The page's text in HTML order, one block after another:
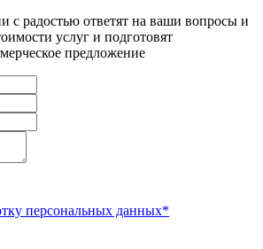
с радостью ответят на ваши вопросы и
услуг и подготовят
предложение
персональных данных*